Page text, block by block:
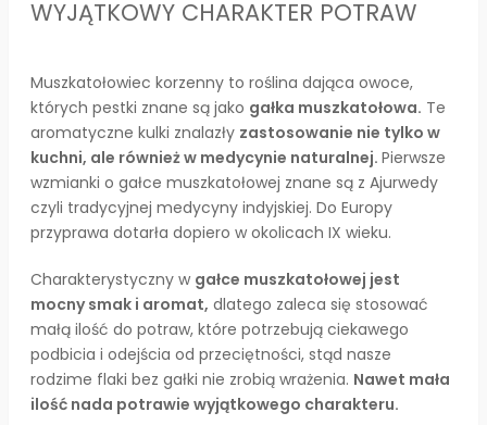
WYJĄTKOWY CHARAKTER POTRAW
Muszkatołowiec korzenny to roślina dająca owoce,
których pestki znane są jako gałka muszkatołowa. Te
aromatyczne kulki znalazły zastosowanie nie tylko w
kuchni, ale również w medycynie naturalnej. Pierwsze
wzmianki o gałce muszkatołowej znane są z Ajurwedy
czyli tradycyjnej medycyny indyjskiej. Do Europy
przyprawa dotarła dopiero w okolicach IX wieku.
Charakterystyczny w gałce muszkatołowej jest
mocny smak i aromat, dlatego zaleca się stosować
małą ilość do potraw, które potrzebują ciekawego
podbicia i odejścia od przeciętności, stąd nasze
rodzime flaki bez gałki nie zrobią wrażenia. Nawet mała
ilość nada potrawie wyjątkowego charakteru.